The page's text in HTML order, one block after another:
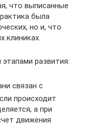
что выписанные
была
но и, что
клиниках.
развития:
связан с
происходит
а при
движения